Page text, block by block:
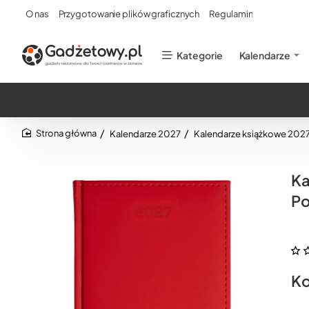
O nas Przygotowanie plików graficznych Regulamin
Kategorie Kalendarze
Kalendarze 2027 Kalendarze książkowe